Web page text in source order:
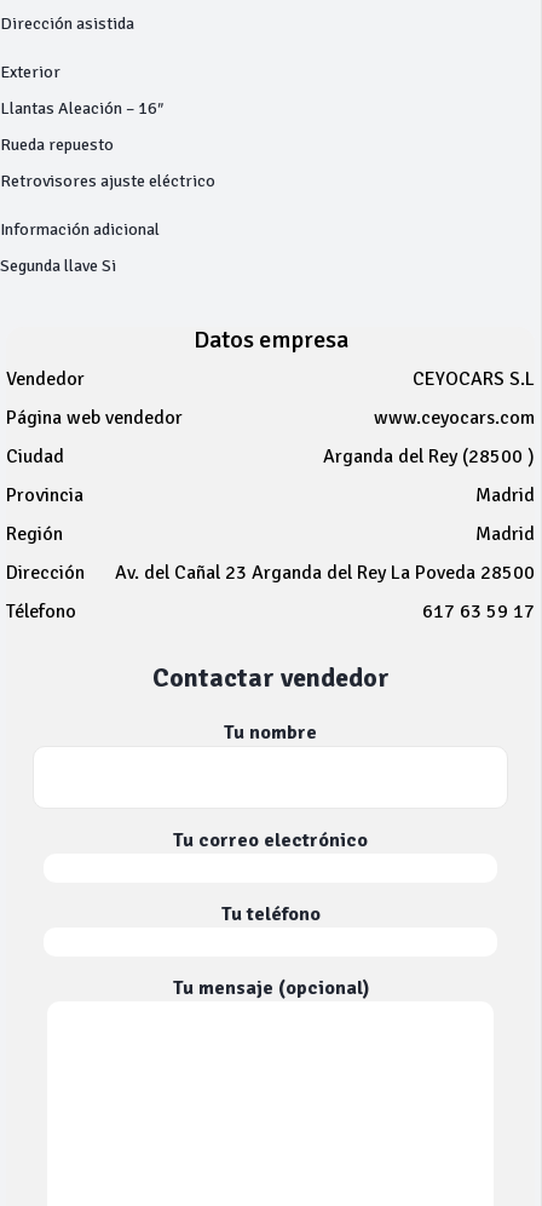
Dirección asistida
Exterior
Llantas Aleación – 16″
Rueda repuesto
Retrovisores ajuste eléctrico
Información adicional
Segunda llave Si
Datos empresa
Vendedor
CEYOCARS S.L
Página web vendedor
www.ceyocars.com
Ciudad
Arganda del Rey (28500 )
Provincia
Madrid
Región
Madrid
Dirección
Av. del Cañal 23 Arganda del Rey La Poveda 28500
Télefono
617 63 59 17
Contactar vendedor
Tu nombre
Tu correo electrónico
Tu teléfono
Tu mensaje (opcional)